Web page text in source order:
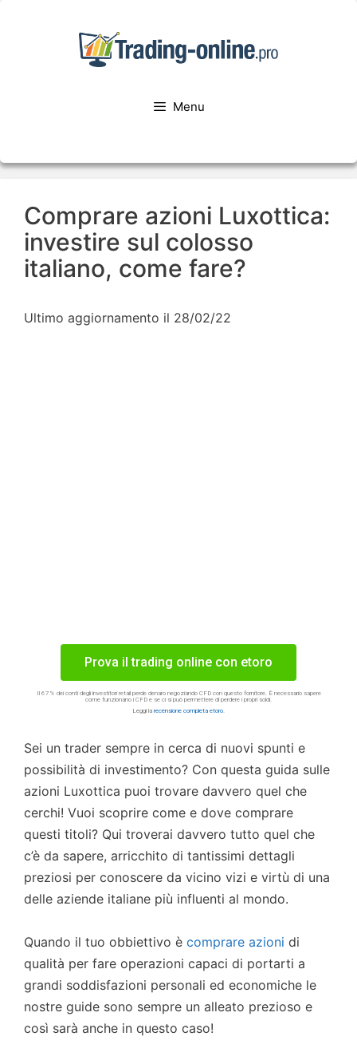
Menu
Comprare azioni Luxottica:
investire sul colosso
italiano, come fare?
Ultimo aggiornamento il 28/02/22
Prova il trading online con etoro
Il 67% dei conti degli investitori retail perde denaro negoziando CFD con questo fornitore. È necessario sapere
come funzionano i CFD e se ci si può permettere di perdere i propri soldi.
Leggi la recensione completa etoro.
Sei un trader sempre in cerca di nuovi spunti e
possibilità di investimento? Con questa guida sulle
azioni Luxottica puoi trovare davvero quel che
cerchi! Vuoi scoprire come e dove comprare
questi titoli? Qui troverai davvero tutto quel che
c’è da sapere, arricchito di tantissimi dettagli
preziosi per conoscere da vicino vizi e virtù di una
delle aziende italiane più influenti al mondo.
Quando il tuo obbiettivo è comprare azioni di
qualità per fare operazioni capaci di portarti a
grandi soddisfazioni personali ed economiche le
nostre guide sono sempre un alleato prezioso e
così sarà anche in questo caso!